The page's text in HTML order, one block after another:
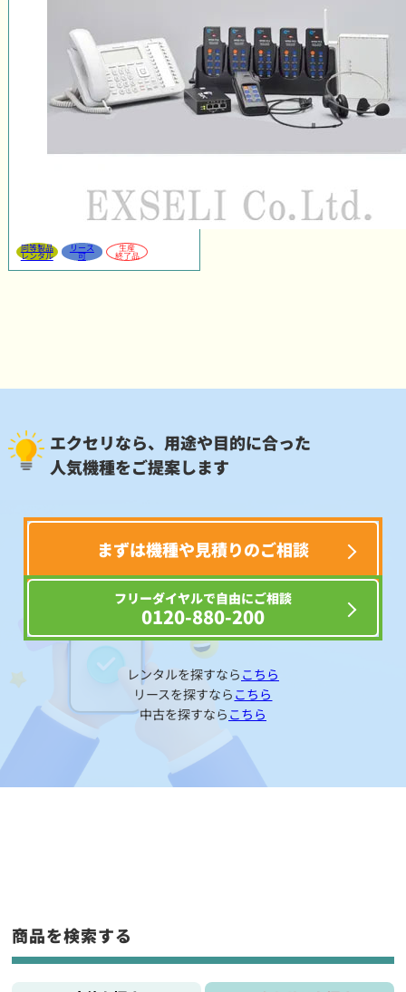
同等製品
レンタル
リース
可
生産
終了品
エクセリなら、用途や目的に合った
人気機種をご提案します
まずは機種や見積りのご相談
フリーダイヤルで自由にご相談
0120-880-200
レンタルを探すなら こちら
リースを探すなら こちら
中古を探すなら こちら
商品を検索する